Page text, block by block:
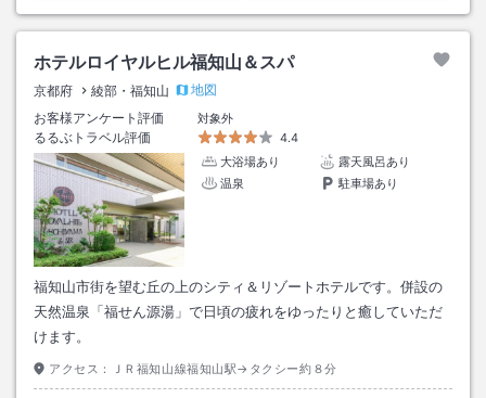
ホテルロイヤルヒル福知山＆スパ
京都府 綾部・福知山
地図
お客様アンケート評価
対象外
るるぶトラベル評価
4.4
大浴場あり
露天風呂あり
温泉
駐車場あり
福知山市街を望む丘の上のシティ＆リゾートホテルです。併設の
天然温泉「福せん源湯」で日頃の疲れをゆったりと癒していただ
けます。
アクセス： ＪＲ福知山線福知山駅→タクシー約８分